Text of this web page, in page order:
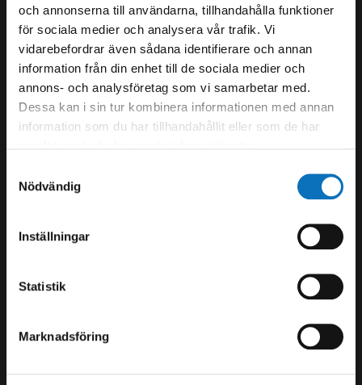
och annonserna till användarna, tillhandahålla funktioner
för sociala medier och analysera vår trafik. Vi
vidarebefordrar även sådana identifierare och annan
information från din enhet till de sociala medier och
annons- och analysföretag som vi samarbetar med.
Dessa kan i sin tur kombinera informationen med annan
information som du har tillhandahållit eller som de har
Nödvändig
Inställningar
Statistik
Marknadsföring
Fredag 07.30-15.00
Lunchstängt 12.00-13.00
Öppettider butik/lager:
Mån-Fre 07.00-15.30
Lunchstängt 11.30-12.30
Skarprättarvägen 5B, 176 77 Järfälla
Org.nr556772-2151